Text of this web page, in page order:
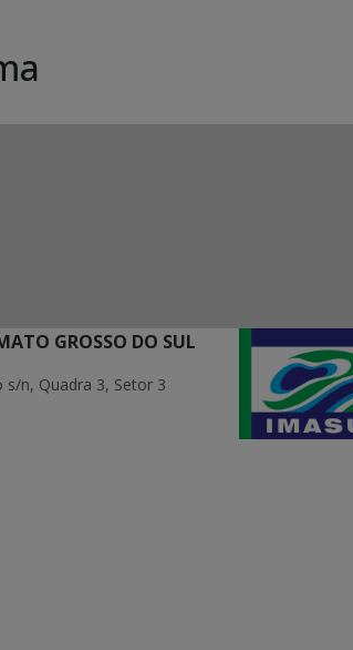
GROSSO DO SUL
n, Quadra 3, Setor 3